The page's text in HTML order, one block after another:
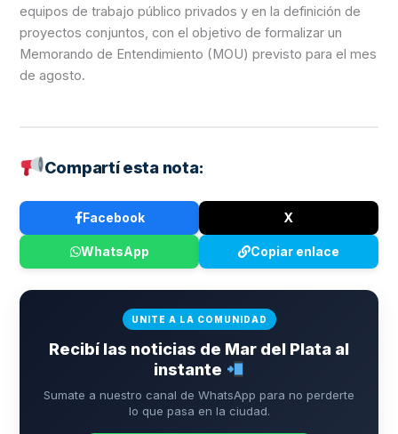
equipos de trabajo público privados y en la definición de
proyectos conjuntos, con el objetivo de formalizar un
Memorando de Entendimiento (MOU) previsto para el mes
de agosto.
Compartí esta nota:
Facebook X
WhatsApp Copiar enlace
UNITE A LA COMUNIDAD
Recibí las noticias de Mar del Plata al
instante
Sumate a nuestro canal de WhatsApp para no perderte
lo que pasa en la ciudad.